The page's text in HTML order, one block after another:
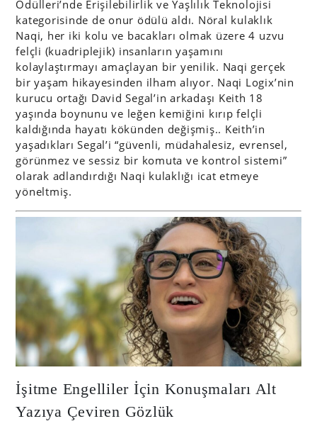
Ödülleri’nde Erişilebilirlik ve Yaşlılık Teknolojisi
kategorisinde de onur ödülü aldı. Nöral kulaklık
Naqi, her iki kolu ve bacakları olmak üzere 4 uzvu
felçli (kuadriplejik) insanların yaşamını
kolaylaştırmayı amaçlayan bir yenilik. Naqi gerçek
bir yaşam hikayesinden ilham alıyor. Naqi Logix’nin
kurucu ortağı David Segal’in arkadaşı Keith 18
yaşında boynunu ve leğen kemiğini kırıp felçli
kaldığında hayatı kökünden değişmiş.. Keith’in
yaşadıkları Segal’i “güvenli, müdahalesiz, evrensel,
görünmez ve sessiz bir komuta ve kontrol sistemi”
olarak adlandırdığı Naqi kulaklığı icat etmeye
yöneltmiş.
İşitme Engelliler İçin Konuşmaları Alt
Yazıya Çeviren Gözlük